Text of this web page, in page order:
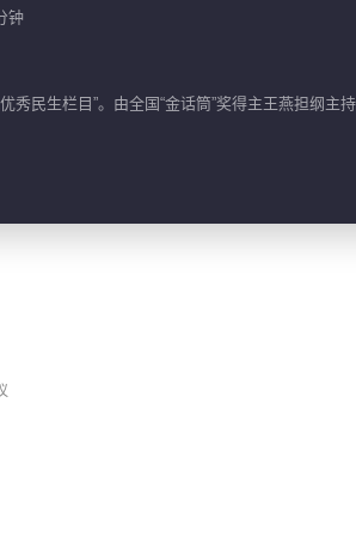
姑侄生隙
备孕龙宝
钟
民生栏目”。由全国“金话筒”奖得主王燕担纲主